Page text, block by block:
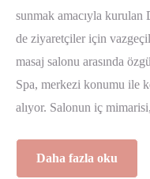
sunmak amacıyla kurulan
de ziyaretçiler için
masaj salonu arasında
Spa, merkezi konumu ile
alıyor. Salonun iç
Daha fazla oku